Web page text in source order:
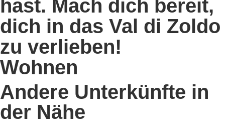
hast. Mach dich bereit,
dich in das Val di Zoldo
zu verlieben!
Wohnen
Andere Unterkünfte in
der Nähe